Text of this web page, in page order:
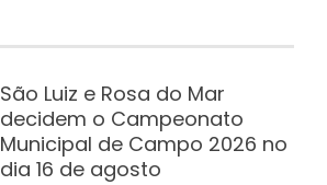
São Luiz e Rosa do Mar
decidem o Campeonato
Municipal de Campo 2026 no
dia 16 de agosto